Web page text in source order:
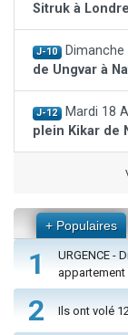
Sitruk à
J-10 Dimanche
de Ungvar à
J-12 Mardi 18
plein Kikar de
+ Populaires
1
URGENCE -
2 Ils ont volé